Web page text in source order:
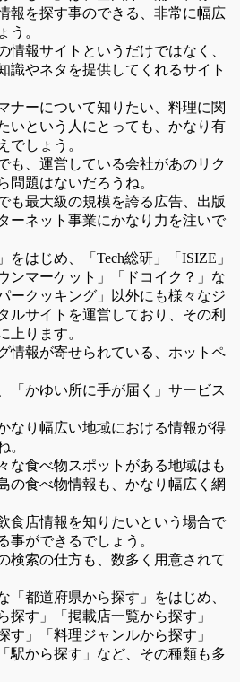
報を探す事のできる、非常に幅広
う。
情報サイトというだけではなく、
識やネタを提供してくれるサイト
ナーについて知りたい、料理に関
いという人にとっても、かなり有
でしょう。
も、運営している会社があのリク
問題はないだろうね。
も最大級の規模を誇る広告、出版
ーネット事業にかなり力を注いで
をはじめ、「Tech総研」「ISIZE」
ンマーケット」「ドコイク？」な
ークッキング」以外にも様々なジ
ルサイトを運営しており、その利
上ります。
情報が寄せられている、ホットペ
「かゆい所に手が届く」サービス
なり幅広い地域における情報が得
。
な食べ物スポットがある地域はも
の食べ物情報も、かなり幅広く網
食店情報を知りたいという場合で
事ができるでしょう。
検索の仕方も、数多く用意されて
「都道府県から探す」をはじめ、
探す」「掲載店一覧から探す」
す」「料理ジャンルから探す」
駅から探す」など、その種類も多